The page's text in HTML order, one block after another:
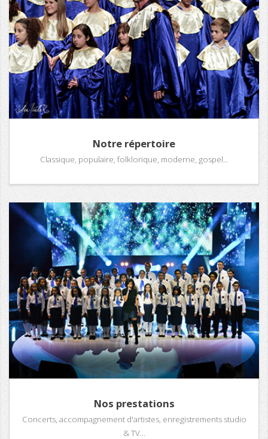
Notre répertoire
Classique, populaire, folklorique, moderne, gospel...
Nos prestations
Concerts, accompagnement d'artistes, enregistrements studio
& TV...